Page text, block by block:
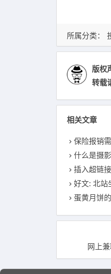
所属分类：
版权
转载
相关文章
保险报销
什么是摄
插入超链
好文: 北站
蛋黄月饼
网上